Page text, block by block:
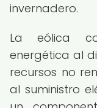
invernadero.
La eólica
energética al
recursos no
al suministro